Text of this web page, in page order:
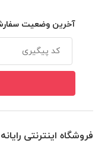
آخرین وضعیت
فروشگاه اینترنتی